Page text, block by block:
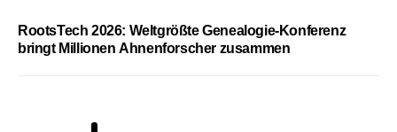
RootsTech 2026: Weltgrößte Genealogie-Konferenz
bringt Millionen Ahnenforscher zusammen